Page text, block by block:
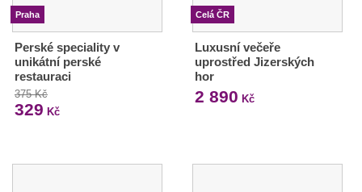
Praha
Perské speciality v
unikátní perské
restauraci
375 Kč
329 Kč
Celá ČR
Luxusní večeře
uprostřed Jizerských
hor
2 890 Kč